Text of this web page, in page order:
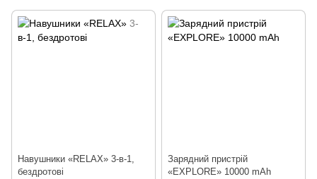
Навушники «RELAX» 3-в-1,
бездротові
Зарядний пристрій
«EXPLORE» 10000 mAh